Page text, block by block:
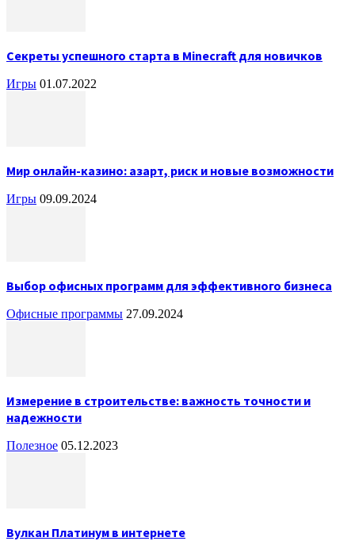
Секреты успешного старта в Minecraft для новичков
Игры 01.07.2022
Мир онлайн-казино: азарт, риск и новые возможности
Игры 09.09.2024
Выбор офисных программ для эффективного бизнеса
Офисные программы 27.09.2024
Измерение в строительстве: важность точности и
надежности
Полезное 05.12.2023
Вулкан Платинум в интернете